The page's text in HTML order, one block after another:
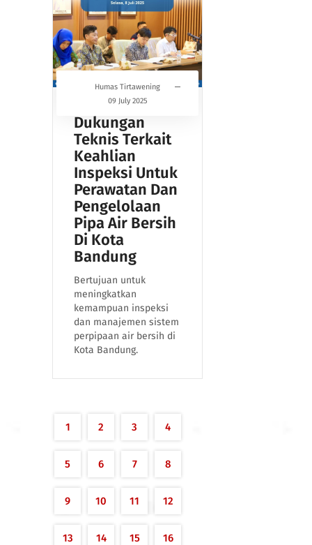
Humas Tirtawening
09 July 2025
Dukungan
Teknis Terkait
Keahlian
Inspeksi Untuk
Perawatan Dan
Pengelolaan
Pipa Air Bersih
Di Kota
Bandung
Bertujuan untuk
meningkatkan
kemampuan inspeksi
dan manajemen sistem
perpipaan air bersih di
Kota Bandung.
1 2 3 4
5 6 7 8
9 10 11 12
13 14 15 16